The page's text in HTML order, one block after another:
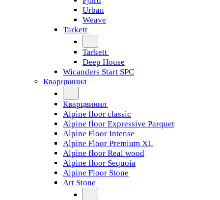
Urban
Weave
Tarkett
Tarkett
Deep House
Wicanders Start SPC
Кварцвинил
Кварцвинил
Alpine floor classic
Alpine floor Expressive Parquet
Alpine Floor Intense
Alpine Floor Premium XL
Alpine floor Real wood
Alpine floor Sequoia
Alpine Floor Stone
Art Stone